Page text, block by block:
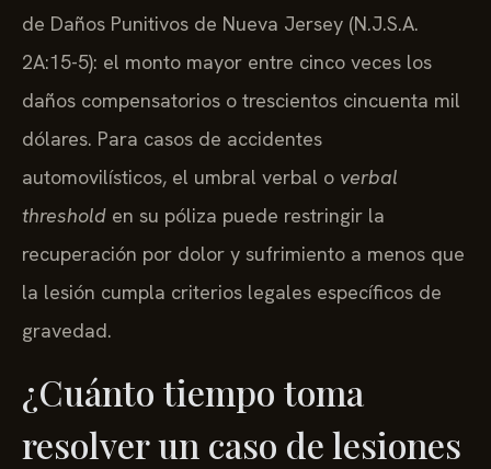
de Daños Punitivos de Nueva Jersey (N.J.S.A.
2A:15-5): el monto mayor entre cinco veces los
daños compensatorios o trescientos cincuenta mil
dólares. Para casos de accidentes
automovilísticos, el umbral verbal o verbal
threshold en su póliza puede restringir la
recuperación por dolor y sufrimiento a menos que
la lesión cumpla criterios legales específicos de
gravedad.
¿Cuánto tiempo toma
resolver un caso de lesiones